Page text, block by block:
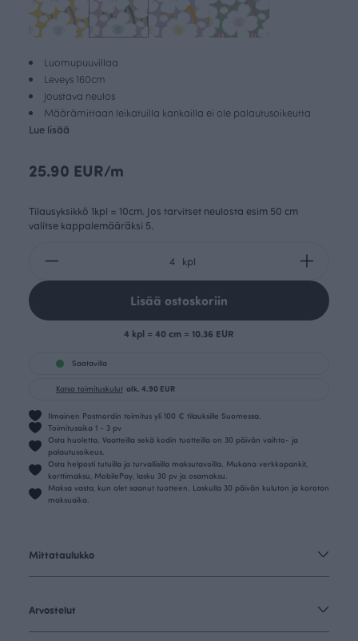
Luomupuuvillaa
Leveys 160cm
Joustava neulos
Määrämittaan leikatuilla kankailla ei ole palautusoikeutta
Lue lisää
25.90 EUR/m
Tilausyksikkö 1kpl = 10cm. Jos tarvitset neulosta esim 50 cm
valitse kappalemääräksi 5.
kpl
Lisää ostoskoriin
4 kpl = 40 cm = 10.36 EUR
Saatavilla
Katso toimituskulut alk. 4.90 EUR
Ilmainen Postnordin toimitus yli 100 € tilauksille Suomessa.
Toimitusaika 1 - 3 pv
Osta huoletta. Vaatteilla sekä kodin tuotteilla on 30 päivän vaihto- ja
palautusoikeus.
Osta helposti tutuilla ja turvallisilla maksutavoilla. Mukana verkkopankit,
korttimaksu, MobilePay, lasku 30 pv ja osamaksu.
Maksa vasta, kun olet saanut tuotteen. Laskulla 30 päivän kuluton ja koroton
maksuaika.
Mittataulukko
Arvostelut